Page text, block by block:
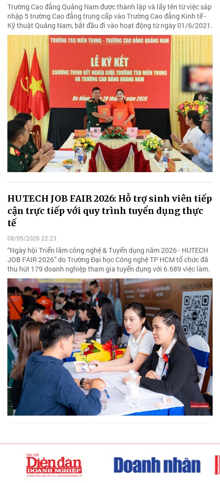
Trường Cao đẳng Quảng Nam được thành lập và lấy tên từ việc sáp
nhập 5 trường Cao đẳng trung cấp vào Trường Cao đẳng Kinh tế -
Kỹ thuật Quảng Nam, bắt đầu đi vào hoạt động từ ngày 01/6/2021.
HUTECH JOB FAIR 2026: Hỗ trợ sinh viên tiếp
cận trực tiếp với quy trình tuyển dụng thực
tế
08/05/2026 22:23
“Ngày hội Triển lãm công nghệ & Tuyển dụng năm 2026 - HUTECH
JOB FAIR 2026” do Trường Đại học Công nghệ TP HCM tổ chức đã
thu hút 179 doanh nghiệp tham gia tuyển dụng với 6.689 việc làm.